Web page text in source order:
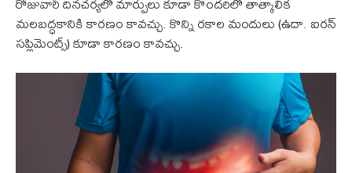
మలబద్ధకానికి కారణం కావచ్చు. కొన్ని రకాల మందులు (ఉదా. ఐరన్
సప్లిమెంట్స్) కూడా కారణం కావచ్చు.